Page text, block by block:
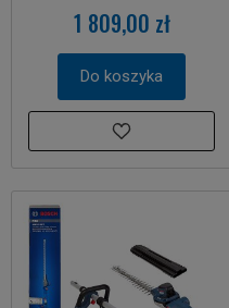
1 809,00 zł
Do koszyka